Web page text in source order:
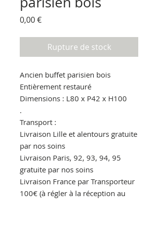
0,00 €Prix
Rupture de stock
Ancien buffet parisien bois
Entièrement restauré
Dimensions : L80 x P42 x H100
.
Transport :
Livraison Lille et alentours gratuite
par nos soins
Livraison Paris, 92, 93, 94, 95
gratuite par nos soins
Livraison France par Transporteur
100€ (à régler à la réception au